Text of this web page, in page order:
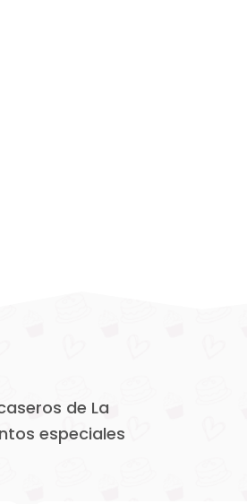
de La
especiales